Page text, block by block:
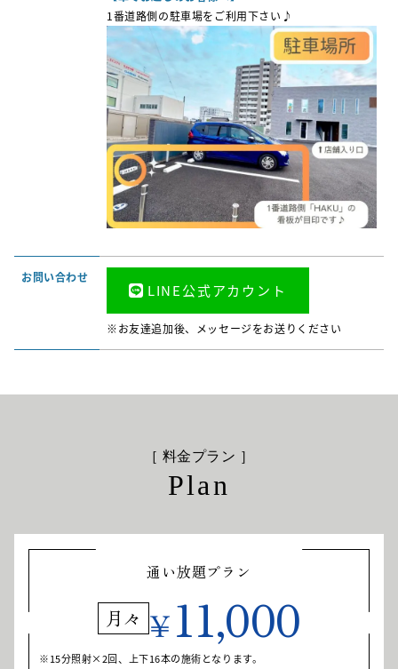
1番道路側の駐車場をご利用下さい♪
お問い合わせ
LINE公式アカウント
※お友達追加後、メッセージをお送りください
［ 料金プラン ］
Plan
通い放題プラン
月々 ¥11,000
15分照射×2回、上下16本の施術となります。